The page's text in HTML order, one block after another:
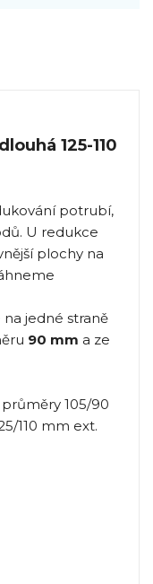
125-110
potrubí,
U redukce
plochy na
jedné straně
90 mm a ze
105/90
110 mm ext.